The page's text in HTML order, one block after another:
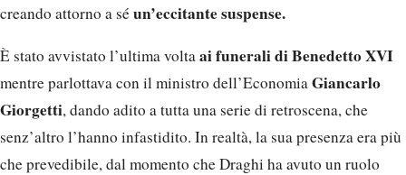
creando attorno a séun’eccitante suspense.
È stato avvistato l’ultima voltaai funerali di Benedetto XVI
mentre parlottava con il ministro dell’EconomiaGiancarlo
Giorgetti, dando adito a tutta una serie di retroscena, che
senz’altro l’hanno infastidito. In realtà, la sua presenza era più
che prevedibile, dal momento che Draghi ha avuto un ruolo